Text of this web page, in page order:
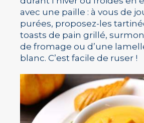
avec une paille : à vous de
purées, proposez-les
toasts de pain grillé,
de fromage ou d’une
blanc. C’est facile de ruser !